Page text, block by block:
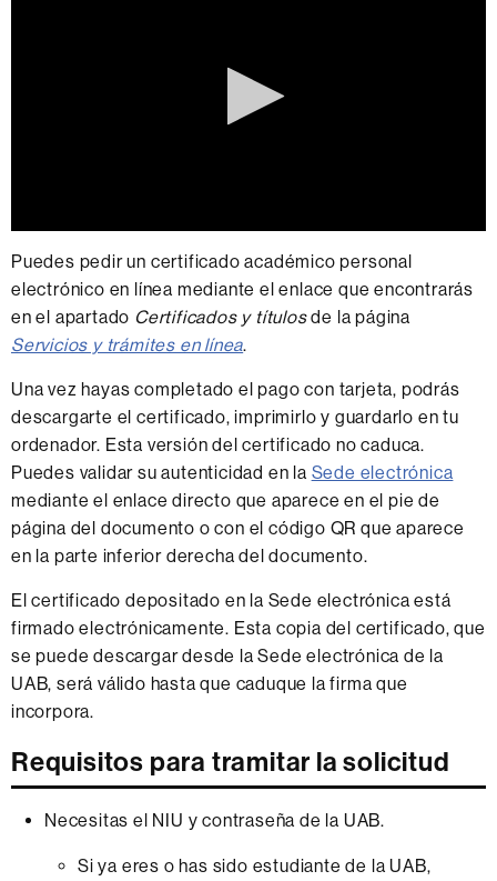
seconds
of
0
seconds
Puedes pedir un certificado académico personal
electrónico en línea mediante el enlace que encontrarás
en el apartado Certificados y títulosde la página
Servicios y trámites en línea.
Una vez hayas completado el pago con tarjeta, podrás
descargarte el certificado, imprimirlo y guardarlo en tu
ordenador. Esta versión del certificado no caduca.
Puedes validar su autenticidad en la Sede electrónica
mediante el enlace directo que aparece en el pie de
página del documento o con el código QR que aparece
en la parte inferior derecha del documento.
El certificado depositado en la Sede electrónica está
firmado electrónicamente. Esta copia del certificado, que
se puede descargar desde la Sede electrónica de la
UAB, será válido hasta que caduque la firma que
incorpora.
Requisitos para tramitar la solicitud
Necesitas el NIU y contraseña de la UAB.
Si ya eres o has sido estudiante de la UAB,